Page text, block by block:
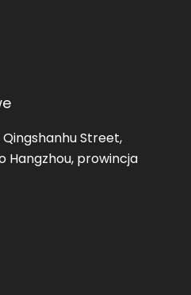
Street,
Hangzhou, prowincja